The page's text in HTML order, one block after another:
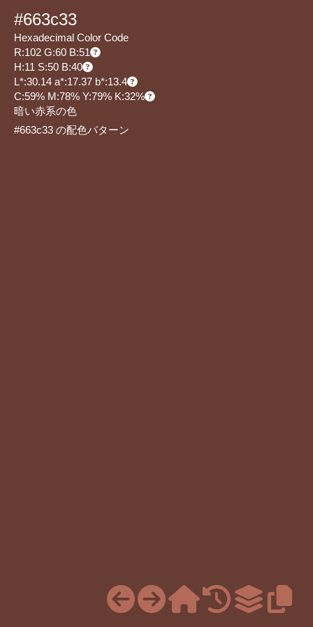
#663c33
Hexadecimal Color Code
R:102 G:60 B:51
H:11 S:50 B:40
L*:30.14 a*:17.37 b*:13.4
C:59% M:78% Y:79% K:32%
暗い赤系の色
#663c33 の配色パターン